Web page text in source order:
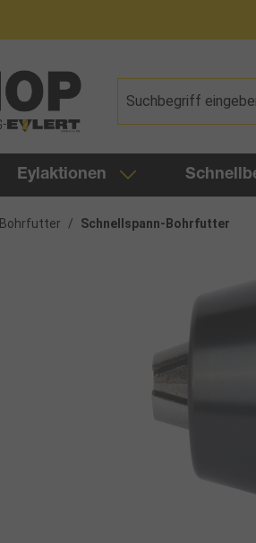
Eylaktionen
Bohrfutter / Schnellspann-Bohrfutter